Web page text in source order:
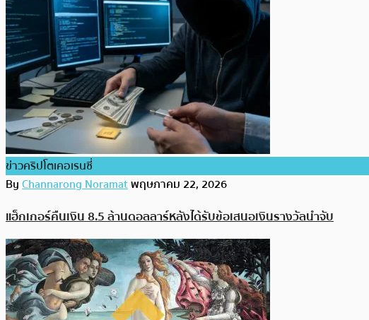
ข่าวคริปโตเคอเรนซี่
ByChannarong Noramatพฤษภาคม 22, 2026
แฮ็กเกอร์คืนเงิน 8.5 ล้านดอลลาร์หลังได้รับข้อเสนอเงินรางวัลนำจับ